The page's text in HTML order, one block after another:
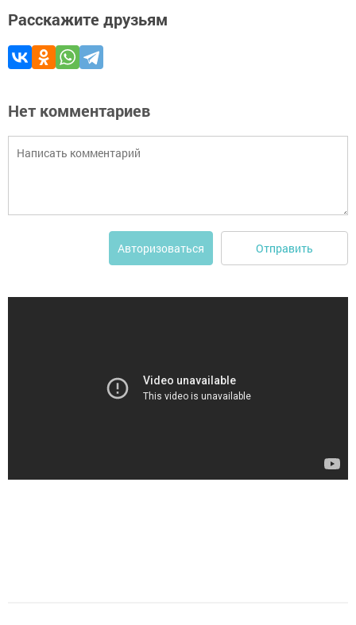
Расскажите друзьям
Нет комментариев
Авторизоваться Отправить